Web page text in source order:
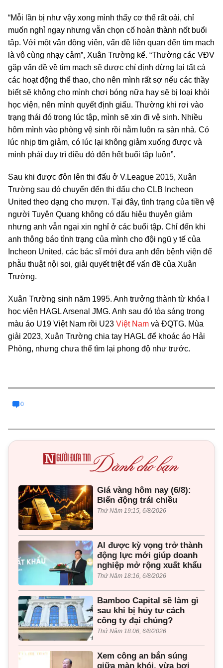
“Mỗi lần bị như vậy xong mình thấy cơ thể rất oải, chỉ
muốn nghỉ ngay nhưng vẫn chọn cố hoàn thành nốt buổi
tập. Với một vận động viên, vấn đề liên quan đến tim mạch
là vô cùng nhạy cảm”, Xuân Trường kể. “Thường các VĐV
gặp vấn đề về tim mạch sẽ được chỉ định dừng lại tất cả
các hoạt động thể thao, cho nên mình rất sợ nếu các thầy
biết sẽ không cho mình chơi bóng nữa hay sẽ bị loại khỏi
học viện, nên mình quyết định giấu. Thường khi rơi vào
trạng thái đó trong lúc tập, mình sẽ xin đi vệ sinh. Nhiều
hôm mình vào phòng vệ sinh rồi nằm luôn ra sàn nhà. Có
lúc nhịp tim giảm, có lúc lại không giảm xuống được và
mình phải duy trì điều đó đến hết buổi tập luôn”.
Sau khi được đôn lên thi đấu ở V.League 2015, Xuân
Trường sau đó chuyển đến thi đấu cho CLB Incheon
United theo dạng cho mượn. Tại đây, tình trạng của tiền vệ
người Tuyên Quang không có dấu hiệu thuyên giảm
nhưng anh vẫn ngại xin nghỉ ở các buổi tập. Chỉ đến khi
anh thông báo tình trạng của mình cho đội ngũ y tế của
Incheon United, các bác sĩ mới đưa anh đến bệnh viện để
phẫu thuật nội soi, giải quyết triệt để vấn đề của Xuân
Trường.
Xuân Trường sinh năm 1995. Anh trưởng thành từ khóa I
học viện HAGL Arsenal JMG. Anh sau đó tỏa sáng trong
màu áo U19 Việt Nam rồi U23 Việt Nam và ĐQTG. Mùa
giải 2023, Xuân Trường chia tay HAGL để khoác áo Hải
Phòng, nhưng chưa thể tìm lại phong độ như trước.
0
Giá vàng hôm nay (6/8):
Biến động trái chiều
Thứ Năm 19:15, 6/8/2026
AI được kỳ vọng trở thành
động lực mới giúp doanh
nghiệp mở rộng xuất khẩu
Thứ Năm 18:16, 6/8/2026
Bamboo Capital sẽ làm gì
sau khi bị hủy tư cách
công ty đại chúng?
Thứ Năm 18:06, 6/8/2026
Xem công an bắn súng
giữa màn khói, vừa bơi